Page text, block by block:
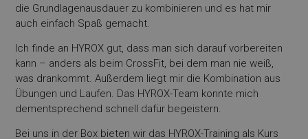
die Grundlagenausdauer zu kombinieren und es hat mir
auch einfach Spaß gemacht.
Ich finde an HYROX gut, dass man sich darauf vorbereiten
kann – anders als beim CrossFit, bei dem man nie weiß,
was drankommt. Außerdem liegt mir die Kombination aus
Übungen und Laufen. Das HYROX-Team konnte mich
dementsprechend schnell dafür begeistern.
Bei uns in der Box bieten wir das HYROX-Training als Kurs